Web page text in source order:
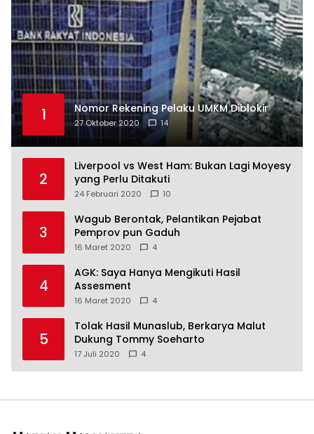
1 Nomor Rekening Pelaku UMKM Diblokir
27 Oktober 2020 14
2
Liverpool vs West Ham: Bukan Lagi Moyesy
yang Perlu Ditakuti
24 Februari 2020 10
3
Wagub Berontak, Pelantikan Pejabat
Pemprov pun Gaduh
16 Maret 2020 4
4
AGK: Saya Hanya Mengikuti Hasil
Assesment
16 Maret 2020 4
5
Tolak Hasil Munaslub, Berkarya Malut
Dukung Tommy Soeharto
17 Juli 2020 4